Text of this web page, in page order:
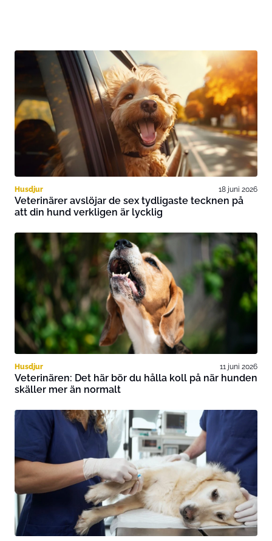
Husdjur 18 juni 2026
Veterinärer avslöjar de sex tydligaste tecknen på
att din hund verkligen är lycklig
Husdjur 11 juni 2026
Veterinären: Det här bör du hålla koll på när hunden
skäller mer än normalt